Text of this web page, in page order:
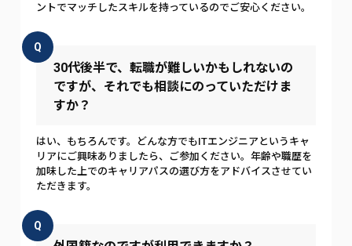
ントでマッチしたスキルを持っているのでご安心ください。
Q
30代後半で、転職が難しいかもしれないの
ですが、それでも相談にのっていただけま
すか？
はい、もちろんです。どんな方でもITエンジニアというキャ
リアにご興味ありましたら、ご参加ください。年齢や職歴を
加味した上でのキャリアパスの選び方をアドバイスさせてい
ただきます。
Q